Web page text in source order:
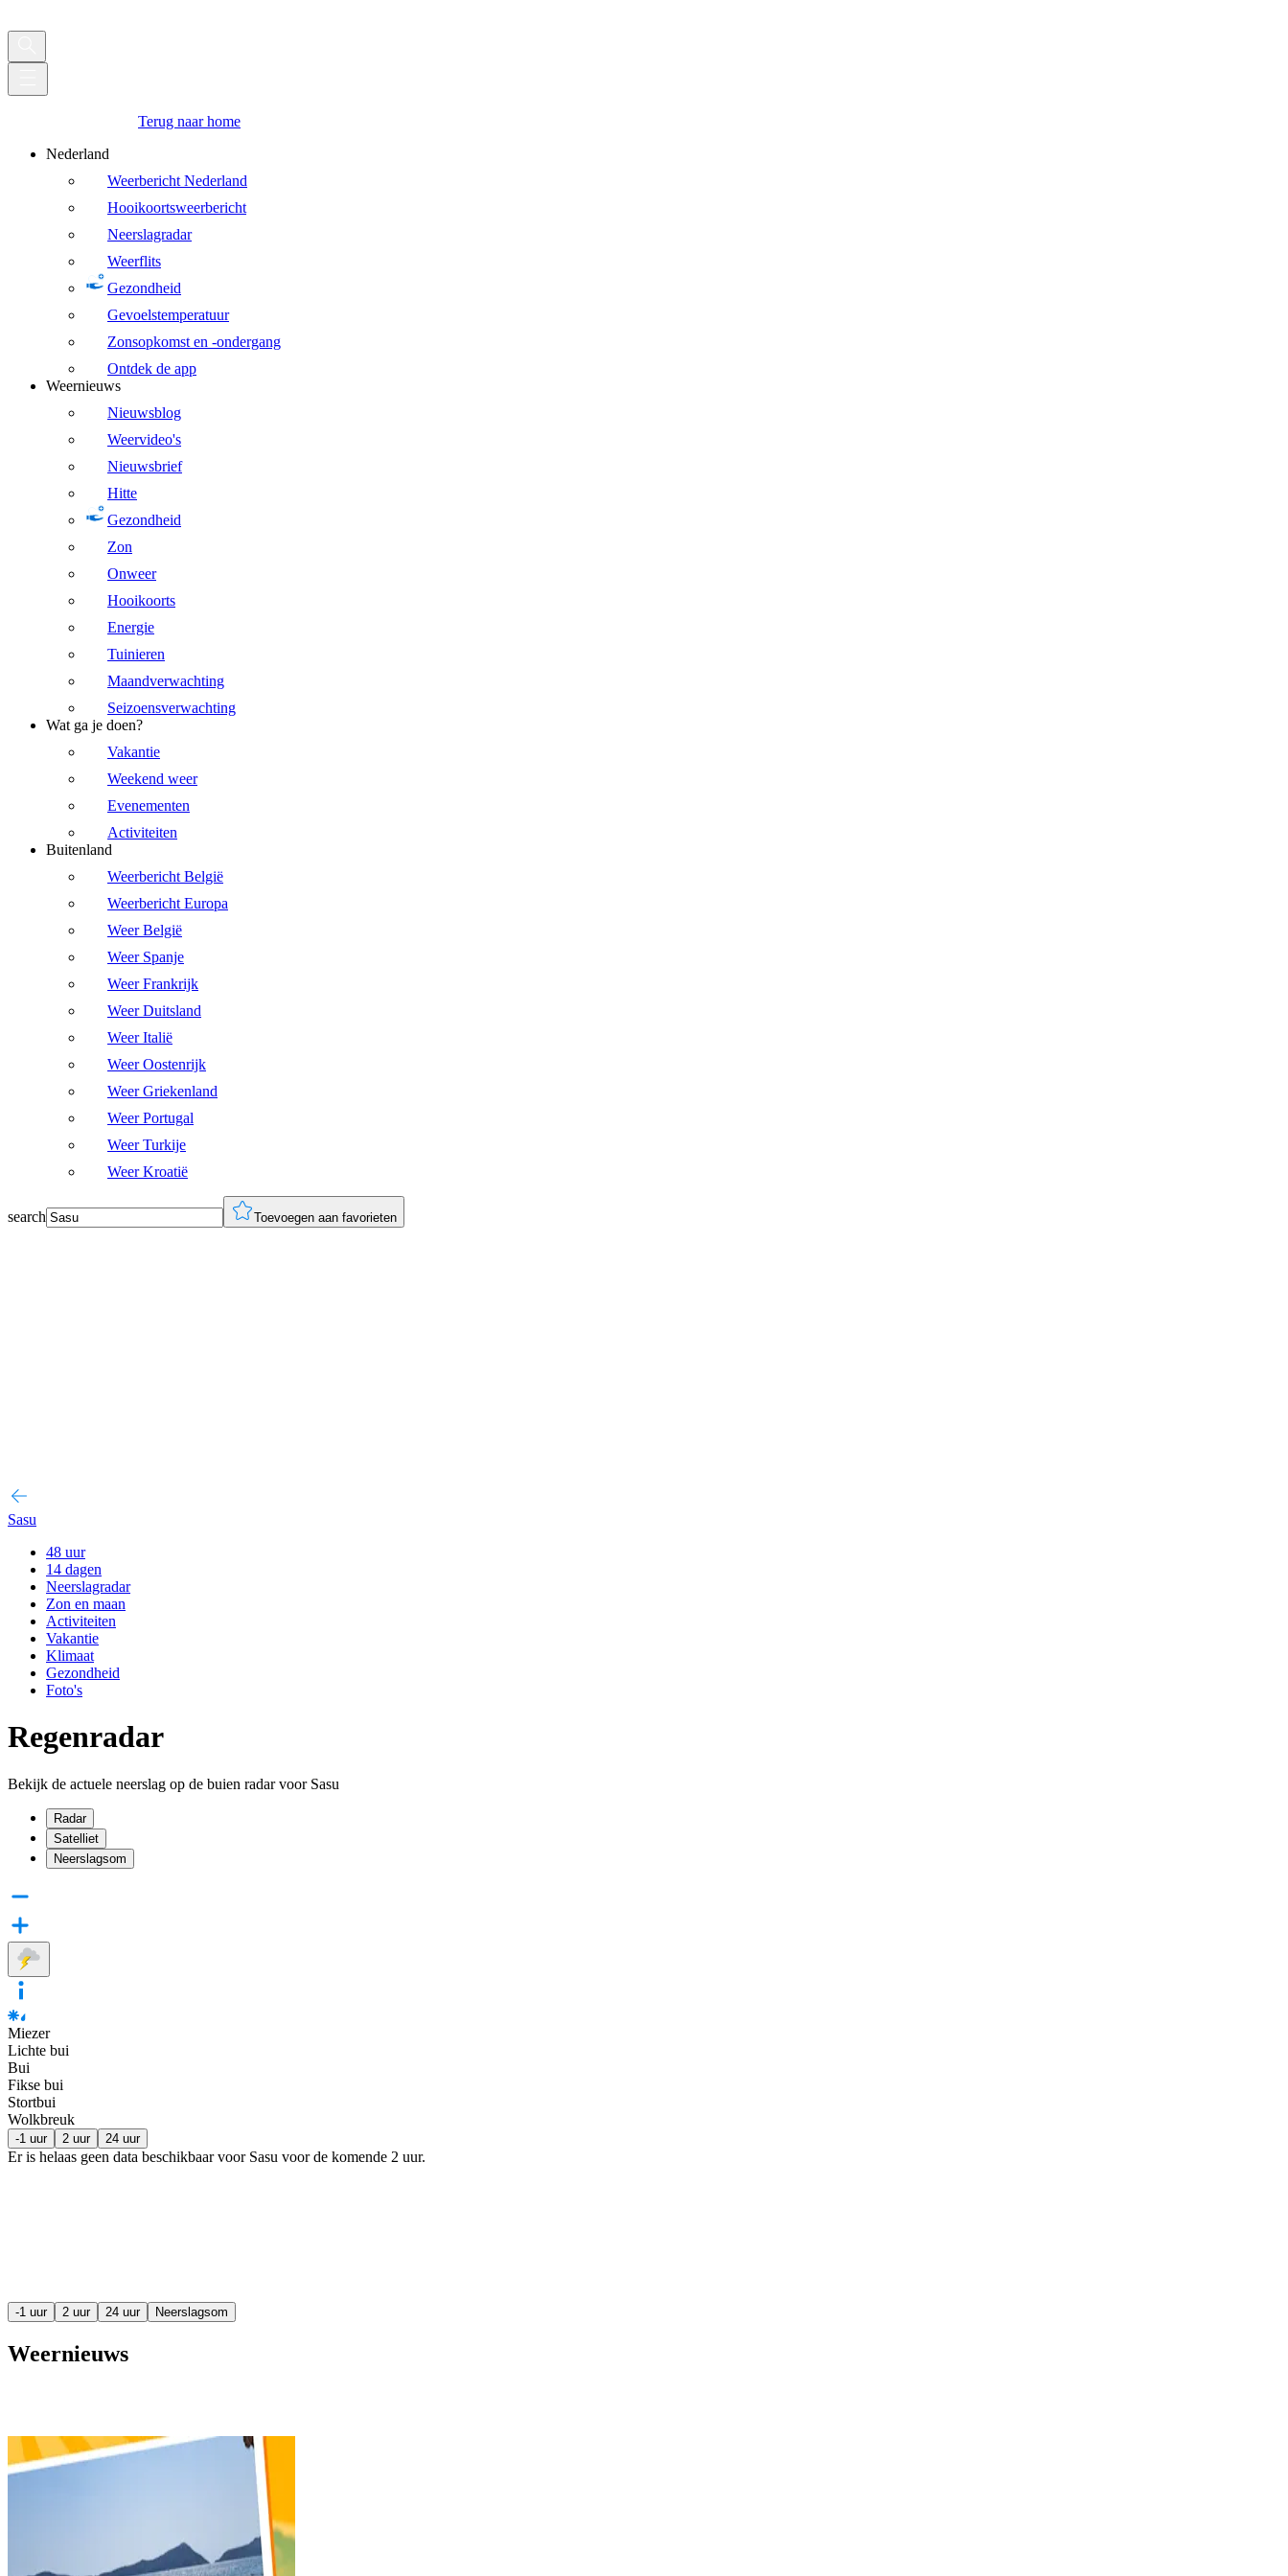
Terug naar home
Nederland
Weerbericht Nederland
Hooikoortsweerbericht
Neerslagradar
Weerflits
Gezondheid
Gevoelstemperatuur
Zonsopkomst en -ondergang
Ontdek de app
Weernieuws
Nieuwsblog
Weervideo's
Nieuwsbrief
Hitte
Gezondheid
Zon
Onweer
Hooikoorts
Energie
Tuinieren
Maandverwachting
Seizoensverwachting
Wat ga je doen?
Vakantie
Weekend weer
Evenementen
Activiteiten
Buitenland
Weerbericht België
Weerbericht Europa
Weer België
Weer Spanje
Weer Frankrijk
Weer Duitsland
Weer Italië
Weer Oostenrijk
Weer Griekenland
Weer Portugal
Weer Turkije
Weer Kroatië
search Toevoegen aan favorieten
Sasu
48 uur
14 dagen
Neerslagradar
Zon en maan
Activiteiten
Vakantie
Klimaat
Gezondheid
Foto's
Regenradar
Bekijk de actuele neerslag op de buien radar voor Sasu
Radar
Satelliet
Neerslagsom
Miezer
Lichte bui
Bui
Fikse bui
Stortbui
Wolkbreuk
-1 uur 2 uur 24 uur
Er is helaas geen data beschikbaar voor Sasu voor de komende 2 uur.
-1 uur 2 uur 24 uur Neerslagsom
Weernieuws